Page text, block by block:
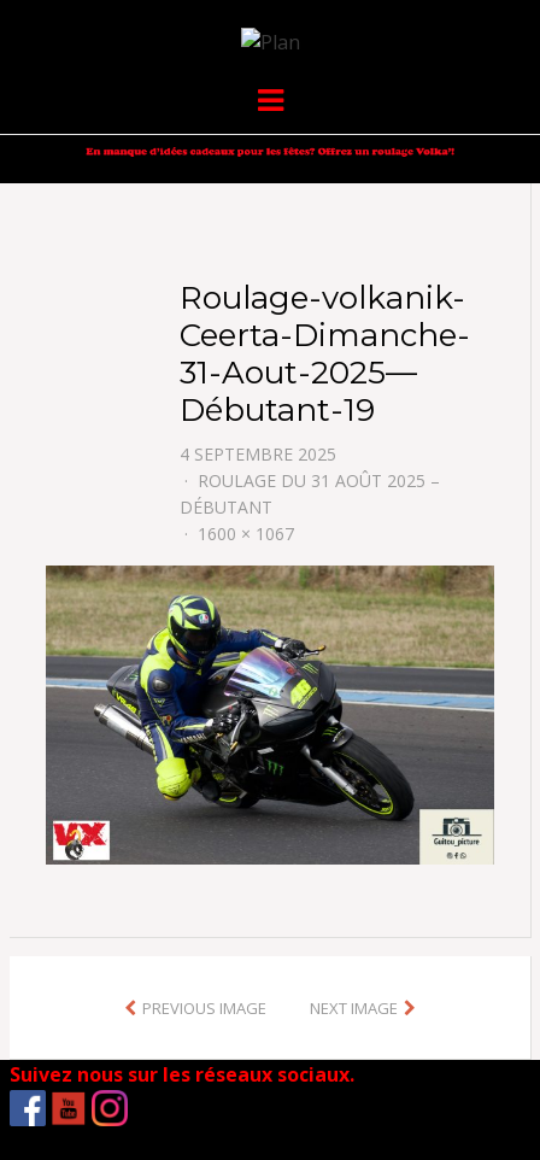
VOLKANIK-
ENDURANCE
Menu
Roulage-volkanik-
Ceerta-Dimanche-
31-Aout-2025—
Débutant-19
4 SEPTEMBRE 2025
ROULAGE DU 31 AOÛT 2025 –
DÉBUTANT
1600 × 1067
PREVIOUS IMAGE NEXT IMAGE
Suivez nous sur les réseaux sociaux.